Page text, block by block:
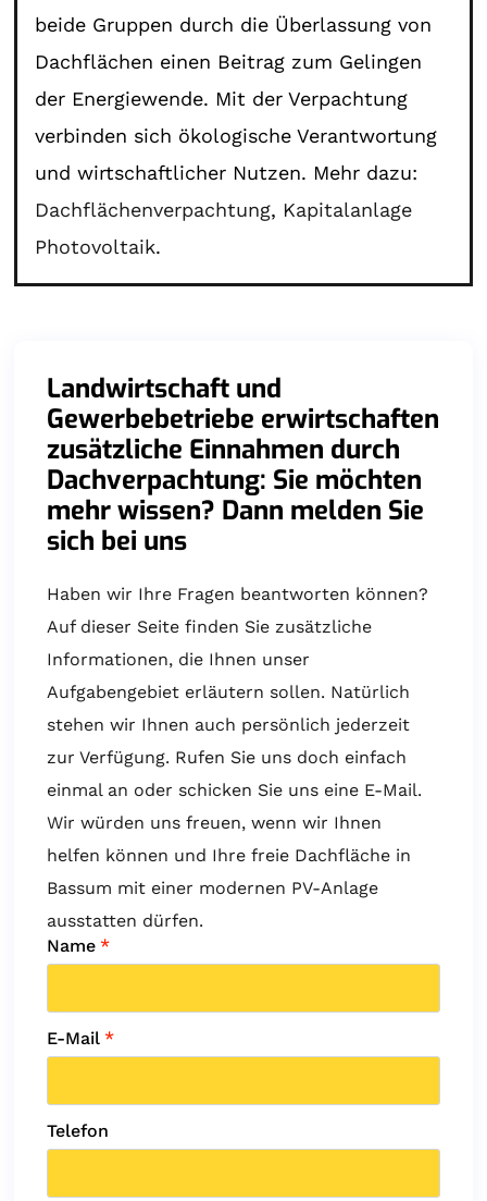
beide Gruppen durch die Überlassung von
Dachflächen einen Beitrag zum Gelingen
der Energiewende. Mit der Verpachtung
verbinden sich ökologische Verantwortung
und wirtschaftlicher Nutzen. Mehr dazu:
Dachflächenverpachtung, Kapitalanlage
Photovoltaik.
Landwirtschaft und
Gewerbebetriebe erwirtschaften
zusätzliche Einnahmen durch
Dachverpachtung: Sie möchten
mehr wissen? Dann melden Sie
sich bei uns
Haben wir Ihre Fragen beantworten können?
Auf dieser Seite finden Sie zusätzliche
Informationen, die Ihnen unser
Aufgabengebiet erläutern sollen. Natürlich
stehen wir Ihnen auch persönlich jederzeit
zur Verfügung. Rufen Sie uns doch einfach
einmal an oder schicken Sie uns eine E-Mail.
Wir würden uns freuen, wenn wir Ihnen
helfen können und Ihre freie Dachfläche in
Bassum mit einer modernen PV-Anlage
ausstatten dürfen.
Name *
E-Mail *
Telefon